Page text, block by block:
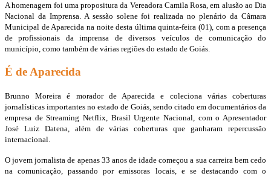
A homenagem foi uma propositura da Vereadora Camila Rosa, em alusão ao Dia
Nacional da Imprensa. A sessão solene foi realizada no plenário da Câmara
Municipal de Aparecida na noite desta última quinta-feira (01), com a presença
de profissionais da imprensa de diversos veículos de comunicação do
município, como também de várias regiões do estado de Goiás.
É de Aparecida
Brunno Moreira é morador de Aparecida e coleciona várias coberturas
jornalísticas importantes no estado de Goiás, sendo citado em documentários da
empresa de Streaming Netflix, Brasil Urgente Nacional, com o Apresentador
José Luiz Datena, além de várias coberturas que ganharam repercussão
internacional.
O jovem jornalista de apenas 33 anos de idade começou a sua carreira bem cedo
na comunicação, passando por emissoras locais, e se destacando com o